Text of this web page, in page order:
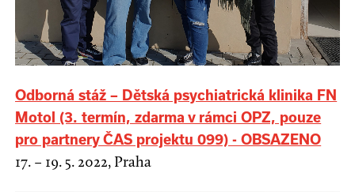
Odborná stáž – Dětská psychiatrická klinika FN
Motol (3. termín, zdarma v rámci OPZ, pouze
pro partnery ČAS projektu 099) - OBSAZENO
17. – 19. 5. 2022, Praha